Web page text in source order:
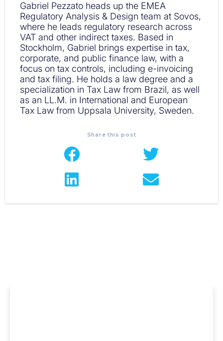
Gabriel Pezzato heads up the EMEA
Regulatory Analysis & Design team at Sovos,
where he leads regulatory research across
VAT and other indirect taxes. Based in
Stockholm, Gabriel brings expertise in tax,
corporate, and public finance law, with a
focus on tax controls, including e-invoicing
and tax filing. He holds a law degree and a
specialization in Tax Law from Brazil, as well
as an LL.M. in International and European
Tax Law from Uppsala University, Sweden.
Share this post